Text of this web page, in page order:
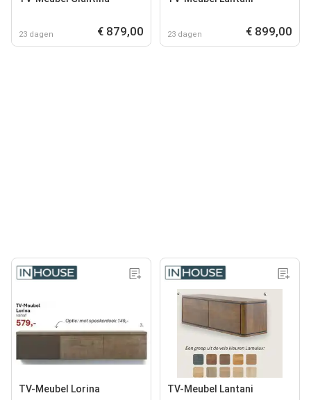
23 dagen € 879,00 23 dagen € 899,00
TV-Meubel Lorina TV-Meubel Lantani